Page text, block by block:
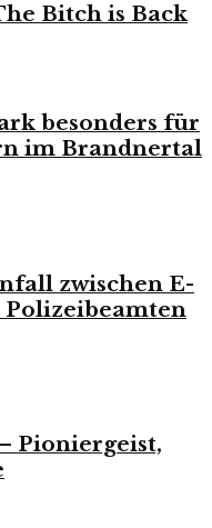
Bitch is Back
besonders für
im Brandnertal
zwischen E-
Pioniergeist,